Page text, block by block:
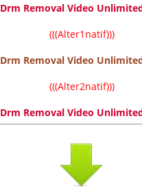
Drm Removal Video
(((Alter1natif)))
Drm Removal Video
(((Alter2natif)))
Drm Removal Video